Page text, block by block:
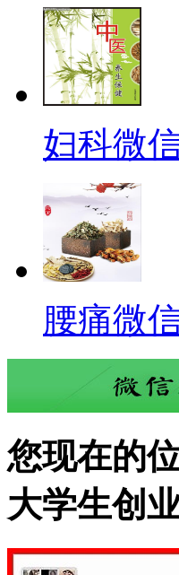
妇科微
腰痛微
您现在的
大学生创